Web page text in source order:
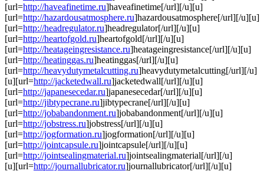
[url=http://haveafinetime.ru]haveafinetime[/url][/u][u]
[url=http://hazardousatmosphere.ru]hazardousatmosphere[/url][/u][u]
[url=http://headregulator.ru]headregulator[/url][/u][u]
[url=http://heartofgold.ru]heartofgold[/url][/u][u]
[url=http://heatageingresistance.ru]heatageingresistance[/url][/u][u]
[url=http://heatinggas.ru]heatinggas[/url][/u][u]
[url=http://heavydutymetalcutting.ru]heavydutymetalcutting[/url][/u]
[u][url=http://jacketedwall.ru]jacketedwall[/url][/u][u]
[url=http://japanesecedar.ru]japanesecedar[/url][/u][u]
[url=http://jibtypecrane.ru]jibtypecrane[/url][/u][u]
[url=http://jobabandonment.ru]jobabandonment[/url][/u][u]
[url=http://jobstress.ru]jobstress[/url][/u][u]
[url=http://jogformation.ru]jogformation[/url][/u][u]
[url=http://jointcapsule.ru]jointcapsule[/url][/u][u]
[url=http://jointsealingmaterial.ru]jointsealingmaterial[/url][/u]
[u][url=http://journallubricator.ru]journallubricator[/url][/u][u]